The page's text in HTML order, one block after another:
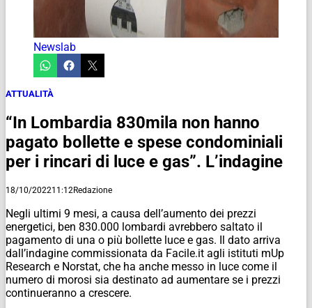
Newslab
ATTUALITÀ
“In Lombardia 830mila non hanno
pagato bollette e spese condominiali
per i rincari di luce e gas”. L’indagine
18/10/202211:12Redazione
Negli ultimi 9 mesi, a causa dell’aumento dei prezzi
energetici, ben 830.000 lombardi avrebbero saltato il
pagamento di una o più bollette luce e gas. Il dato arriva
dall’indagine commissionata da Facile.it agli istituti mUp
Research e Norstat, che ha anche messo in luce come il
numero di morosi sia destinato ad aumentare se i prezzi
continueranno a crescere.